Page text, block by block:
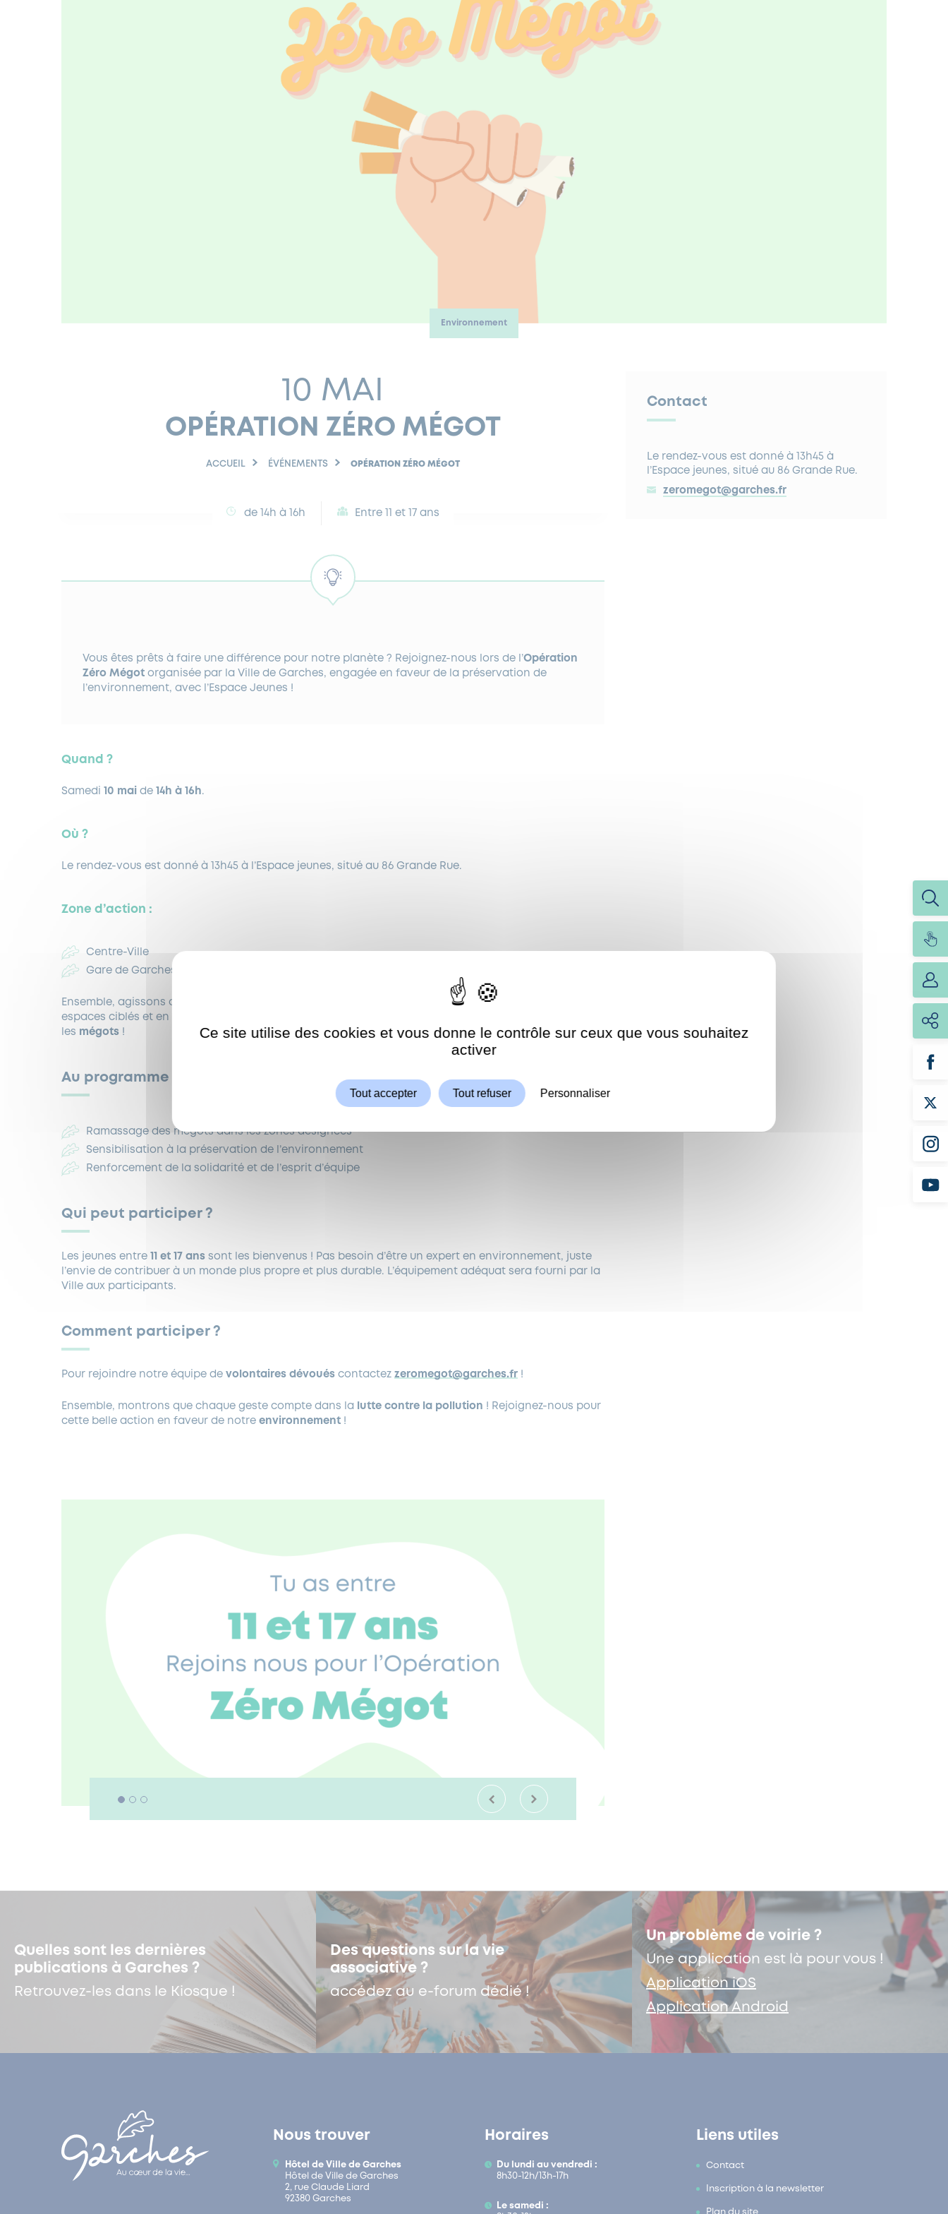
Environnement
10 MAI
OPÉRATION ZÉRO MÉGOT
ACCUEIL ÉVÉNEMENTS OPÉRATION ZÉRO MÉGOT
de 14h à 16h Entre 11 et 17 ans
Vous êtes prêts à faire une différence pour notre planète ? Rejoignez-nous lors de l’Opération
Zéro Mégot organisée par la Ville de Garches, engagée en faveur de la préservation de
l’environnement, avec l’Espace Jeunes !
Quand ?
Samedi 10 mai de 14h à 16h.
Où ?
Le rendez-vous est donné à 13h45 à l’Espace jeunes, situé au 86 Grande Rue.
Zone d’action :
Centre-Ville
Gare de Garches
Ensemble, agissons concrètement pour la préservation de notre environnementen
espaces ciblés et en sensibilisant notre communauté à l’importance de la lutte contre la pollution par
les mégots !
Au programme :
Ramassage des mégots dans les zones désignées
Sensibilisation à la préservation de l’environnement
Renforcement de la solidarité et de l’esprit d’équipe
Qui peut participer ?
Les jeunes entre 11 et 17 ans sont les bienvenus ! Pas besoin d’être un expert en environnement, juste
l’envie de contribuer à un monde plus propre et plus durable. L’équipement adéquat sera fourni par la
Ville aux participants.
Comment participer ?
Pour rejoindre notre équipe de volontaires dévoués contactez zeromegot@garches.fr !
Ensemble, montrons que chaque geste compte dans la lutte contre la pollution ! Rejoignez-nous pour
cette belle action en faveur de notre environnement !
Contact
Le rendez-vous est donné à 13h45 à
l’Espace jeunes, situé au 86 Grande Rue.
zeromegot@garches.fr
Quelles sont les dernières
publications à Garches ?
Retrouvez-les dans le Kiosque !
Des questions sur la vie
associative ?
accédez au e-forum dédié !
Un problème de voirie ?
Une application est là pour vous !
Application iOS
Application Android
Nous trouver
Hôtel de Ville de Garches
Hôtel de Ville de Garches
2, rue Claude Liard
92380 Garches
Horaires
Du lundi au vendredi :
8h30-12h/13h-17h
Le samedi :
Liens utiles
Contact
Inscription à la newsletter
Plan du site
Ce site utilise des cookies et vous donne le contrôle sur ceux que vous souhaitez
activer
Tout accepter Tout refuser Personnaliser